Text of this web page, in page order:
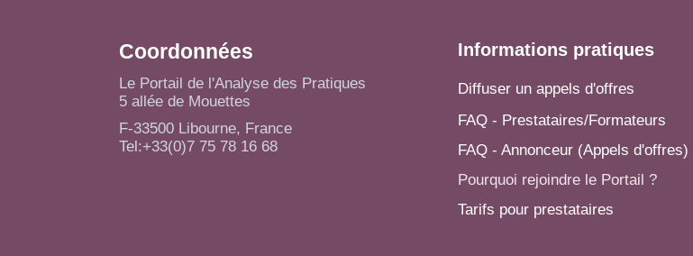
Coordonnées
Le Portail de l'Analyse des Pratiques
5 allée de Mouettes
F-33500 Libourne, France
Tel:+33(0)7 75 78 16 68
Informations pratiques
Diffuser un appels d'offres
FAQ - Prestataires/Formateurs
FAQ - Annonceur (Appels d'offres)
Pourquoi rejoindre le Portail ?
Tarifs pour prestataires